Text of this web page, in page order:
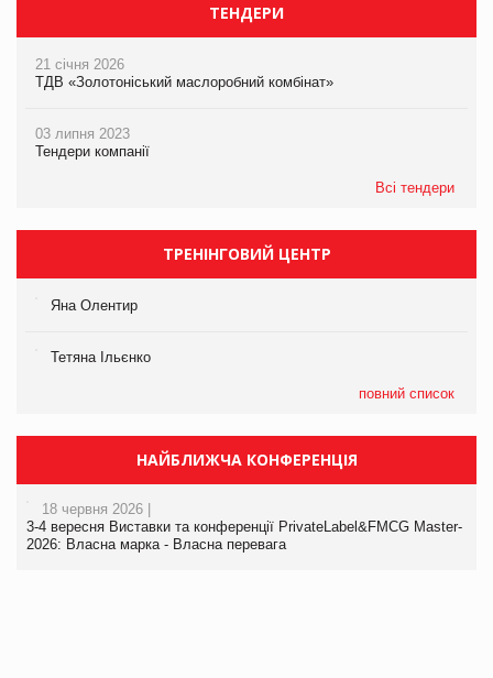
ТЕНДЕРИ
21 січня 2026
ТДВ «Золотоніський маслоробний комбінат»
03 липня 2023
Тендери компанії
Всі тендери
ТРЕНІНГОВИЙ ЦЕНТР
Яна Олентир
Тетяна Ільєнко
повний список
НАЙБЛИЖЧА КОНФЕРЕНЦІЯ
18 червня 2026 |
3-4 вересня Виставки та конференції PrivateLabel&FMCG Master-
2026: Власна марка - Власна перевага